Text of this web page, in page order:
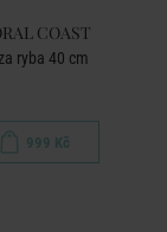
COAST
ryba 40 cm
999 Kč